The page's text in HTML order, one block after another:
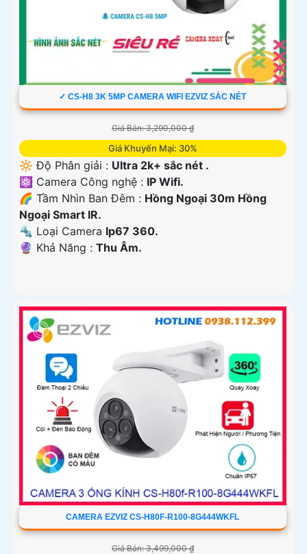
✓ CS-H8 3K 5MP CAMERA WIFI EZVIZ SẮC NÉT
Giá Bán: 3,290,000 ₫
Giá Khuyến Mại: 30%
🔆 Độ Phân giải : Ultra 2k+ sắc nét .
⚛️ Camera Công nghệ : IP Wifi.
🌈 Tầm Nhìn Ban Đêm : Hồng Ngoại 30m Hồng
Ngoại Smart IR.
🔩 Loại Camera Ip67 360.
️🔮 Khả Năng : Thu Âm.
CAMERA EZVIZ CS-H80F-R100-8G444WKFL
Giá Bán: 3,499,000 ₫